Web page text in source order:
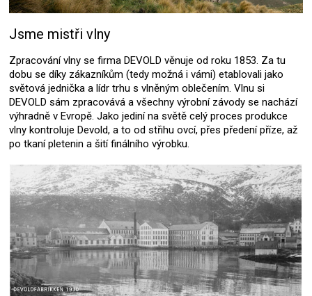
Jsme mistři vlny
Zpracování vlny se firma DEVOLD věnuje od roku 1853. Za tu
dobu se díky zákazníkům (tedy možná i vámi) etablovali jako
světová jednička a lídr trhu s vlněným oblečením. Vlnu si
DEVOLD sám zpracovává a všechny výrobní závody se nachází
výhradně v Evropě. Jako jediní na světě celý proces produkce
vlny kontroluje Devold, a to od střihu ovcí, přes předení příze, až
po tkaní pletenin a šití finálního výrobku.